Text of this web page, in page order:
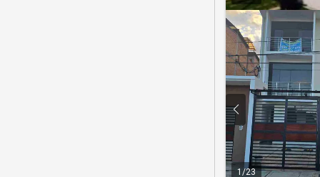
1 /23